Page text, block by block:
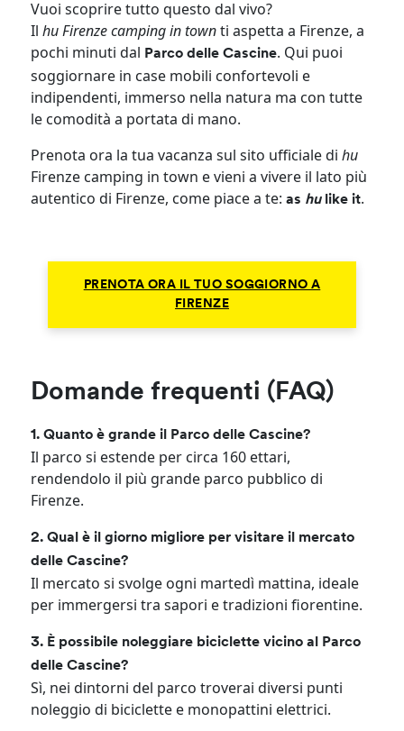
Vuoi scoprire tutto questo dal vivo?
Ilhu Firenze camping in townti aspetta a Firenze, a
pochi minuti dal Parco delle Cascine. Qui puoi
soggiornare in case mobili confortevoli e
indipendenti, immerso nella natura ma con tutte
le comodità a portata di mano.
Prenota ora la tua vacanza sul sito ufficiale dihu
Firenze camping in town e vieni a vivere il lato più
autentico di Firenze, come piace a te:as hu like it.
PRENOTA ORA IL TUO SOGGIORNO A
FIRENZE
Domande frequenti (FAQ)
1. Quanto è grande il Parco delle Cascine?
Il parco si estende per circa 160 ettari,
rendendolo il più grande parco pubblico di
Firenze.
2. Qual è il giorno migliore per visitare il mercato
delle Cascine?
Il mercato si svolge ogni martedì mattina, ideale
per immergersi tra sapori e tradizioni fiorentine.
3. È possibile noleggiare biciclette vicino al Parco
delle Cascine?
Sì, nei dintorni del parco troverai diversi punti
noleggio di biciclette e monopattini elettrici.